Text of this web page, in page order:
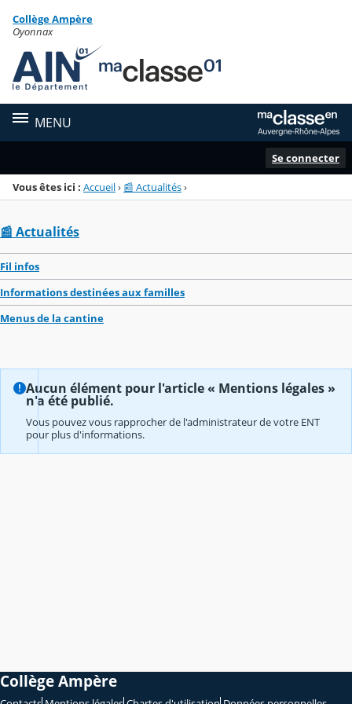
Menu de la rubrique
Contenu
Collège Ampère
Oyonnax
MENU
Se connecter
Vous êtes ici : Accueil› 📰 Actualités›
📰 Actualités
Fil infos
Informations destinées aux familles
Menus de la cantine
Aucun élément pour l'article « Mentions légales »
n'a été publié.
Vous pouvez vous rapprocher de l'administrateur de votre ENT
pour plus d'informations.
Collège Ampère